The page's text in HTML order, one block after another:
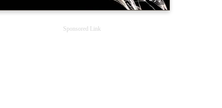
Sponsored Link